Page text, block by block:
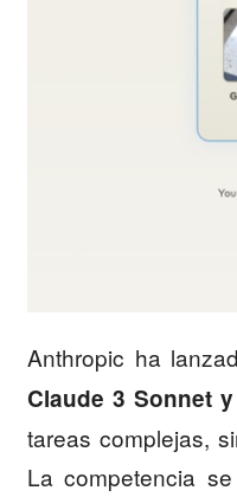
Anthropic ha
Claude 3 Sonnet
tareas complejas,
La competencia